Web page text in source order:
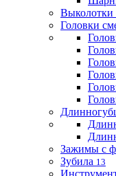
Выколотки
Головки
Зажимы с
Зубила 13